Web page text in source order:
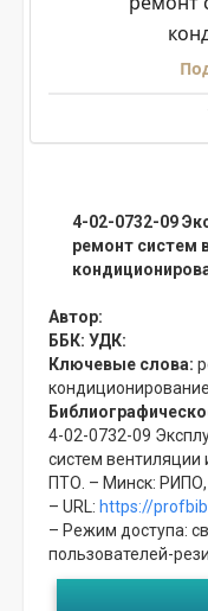
4-02-0732-09
ремонт систем
Автор:
ББК: УДК:
Ключевые слова:
4-02-0732-09
систем вентиляции
ПТО. – Минск: РИПО,
– URL: https://
– Режим доступа:
пользователей-